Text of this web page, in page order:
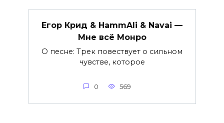
Егор Крид & HammAli & Navai —
Мне всё Монро
О песне: Трек повествует о сильном
чувстве, которое
0 569